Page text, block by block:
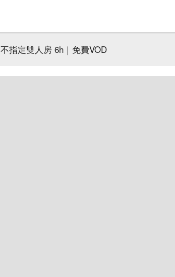
不指定雙人房 6h｜免費VOD